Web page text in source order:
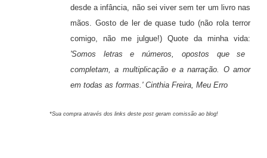
desde a infância, não sei viver sem ter um livro nas
mãos. Gosto de ler de quase tudo (não rola terror
comigo, não me julgue!) Quote da minha vida:
'Somos letras e números, opostos que se
completam, a multiplicação e a narração. O amor
em todas as formas.' Cinthia Freira, Meu Erro
*Sua compra através dos links deste post geram comissão ao blog!